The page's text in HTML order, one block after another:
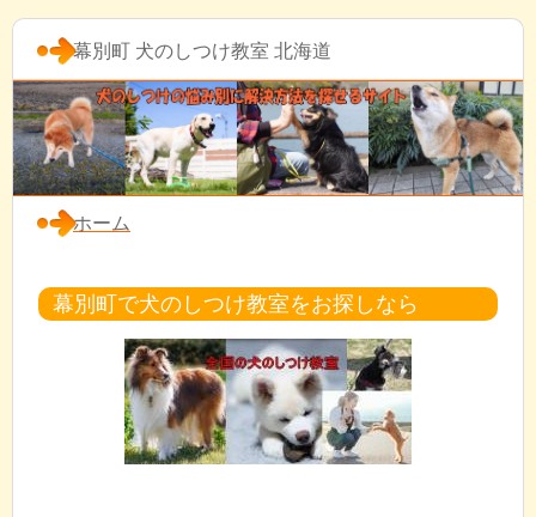
幕別町 犬のしつけ教室 北海道
ホーム
幕別町で犬のしつけ教室をお探しなら